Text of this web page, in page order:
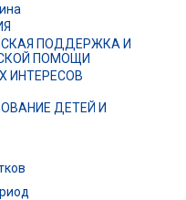
ПОДДЕРЖКА И
ПОМОЩИ
ИНТЕРЕСОВ
ДЕТЕЙ И